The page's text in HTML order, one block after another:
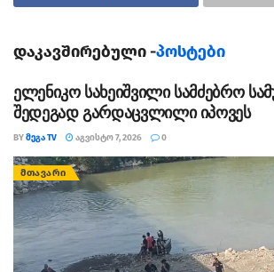
დაკავშირებული -პოსტები
ელენიკო სახეიშვილი სამძებრო
შედეგად გარდაცვლილი იპოვეს
BYᲛᲔᲒᲐ TV ᲐᲒᲕᲘᲡᲢᲝ 7, 2026 0
ᲛᲗᲐᲕᲐᲠᲘ